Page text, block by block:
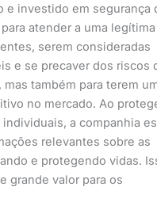
e investido em segurança
atender a uma legítima
serem consideradas
e se precaver dos riscos
também para terem
no mercado. Ao
a companhia
relevantes sobre as
e protegendo vidas.
grande valor para os